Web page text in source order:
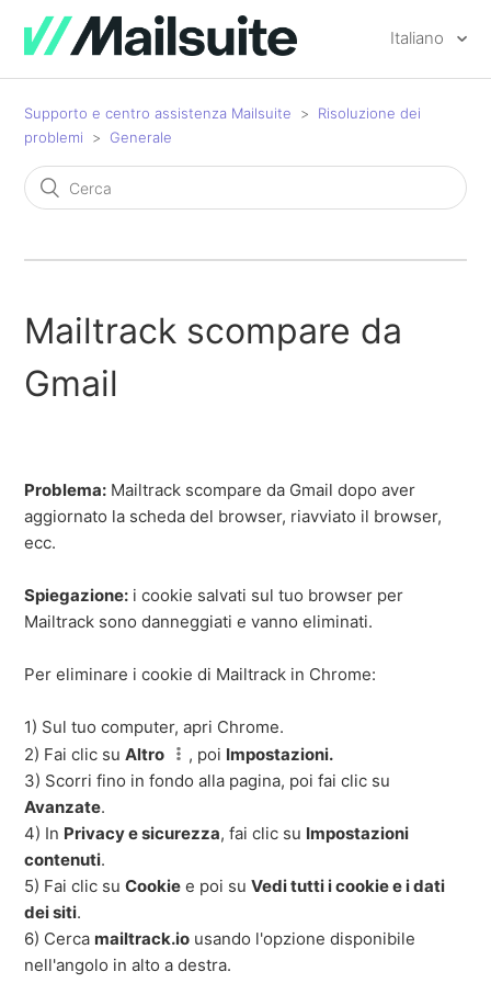
Italiano
Supporto e centro assistenza Mailsuite
Risoluzione dei
problemi
Generale
Mailtrack scompare da
Gmail
Problema: Mailtrack scompare da Gmail dopo aver
aggiornato la scheda del browser, riavviato il browser,
ecc.
Spiegazione: i cookie salvati sul tuo browser per
Mailtrack sono danneggiati e vanno eliminati.
Per eliminare i cookie di Mailtrack in Chrome:
1) Sul tuo computer, apri Chrome.
2) Fai clic suAltro , poi Impostazioni.
3) Scorri fino in fondo alla pagina, poi fai clic su
Avanzate.
4) In Privacy e sicurezza, fai clic su Impostazioni
contenuti.
5) Fai clic suCookie e poi suVedi tutti i cookie e i dati
dei siti.
6) Cerca mailtrack.io usando l'opzione disponibile
nell'angolo in alto a destra.